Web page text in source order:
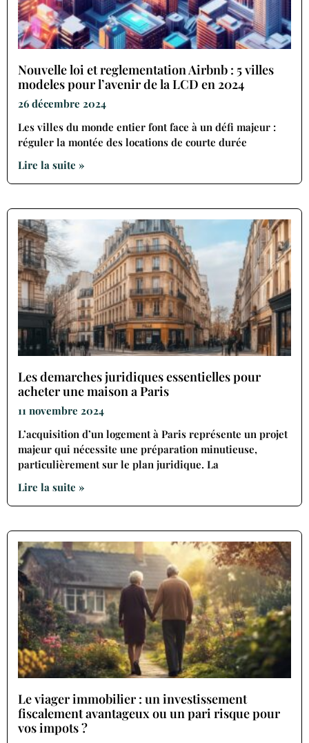
Nouvelle loi et reglementation Airbnb : 5 villes
modeles pour l’avenir de la LCD en 2024
26 décembre 2024
Les villes du monde entier font face à un défi majeur :
réguler la montée des locations de courte durée
Lire la suite »
Les demarches juridiques essentielles pour
acheter une maison a Paris
11 novembre 2024
L’acquisition d’un logement à Paris représente un projet
majeur qui nécessite une préparation minutieuse,
particulièrement sur le plan juridique. La
Lire la suite »
Le viager immobilier : un investissement
fiscalement avantageux ou un pari risque pour
vos impots ?